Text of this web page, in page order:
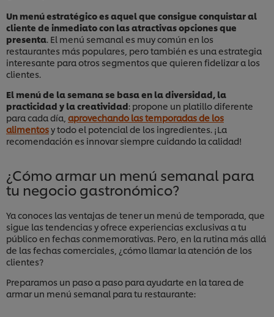
Un menú estratégico es aquel que consigue conquistar al
cliente de inmediato con las atractivas opciones que
presenta . El menú semanal es muy común en los
restaurantes más populares, pero también es una estrategia
interesante para otros segmentos que quieren fidelizar a los
clientes.
El menú de la semana se basa en la diversidad, la
practicidad y la creatividad: propone un platillo diferente
para cada día, aprovechando las temporadas de los
alimentosy todo el potencial de los ingredientes. ¡La
recomendación es innovar siempre cuidando la calidad!
¿Cómo armar un menú semanal para
tu negocio gastronómico?
Ya conoces las ventajas de tener un menú de temporada, que
sigue las tendencias y ofrece experiencias exclusivas a tu
público en fechas conmemorativas. Pero, en la rutina más allá
de las fechas comerciales, ¿cómo llamar la atención de los
clientes?
Preparamos un paso a paso para ayudarte en la tarea de
armar un menú semanal para tu restaurante: